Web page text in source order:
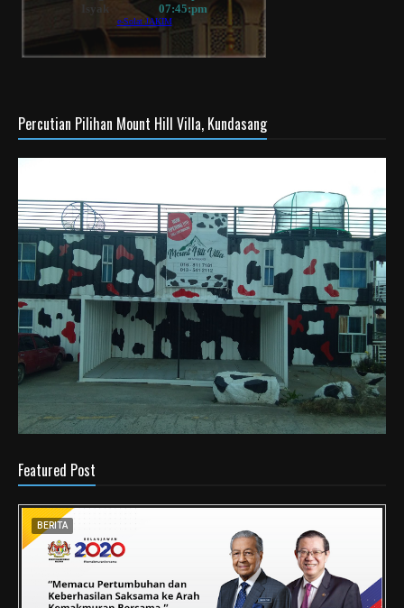
Percutian Pilihan Mount Hill Villa, Kundasang
Featured Post
BERITA